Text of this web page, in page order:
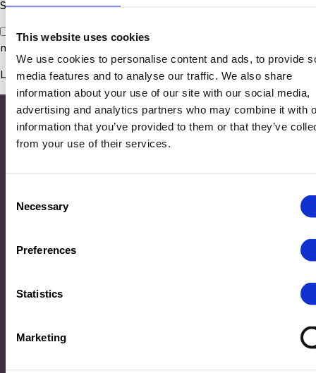
This website uses cookies
We use cookies to personalise content and ads, to provide
media features and to analyse our traffic. We also share
information about your use of our site with our social media,
advertising and analytics partners who may combine it with
information that you’ve provided to them or that they’ve
from your use of their services.
Selection
Necessary
Preferences
Statistics
Marketing
Site web
Enregistrer mon nom, mon e-mail et mon site dans le
navigateur pour mon prochain commentaire.
Adresse
©2026 Ministère de l’Éducation nationale, de l’Enfance